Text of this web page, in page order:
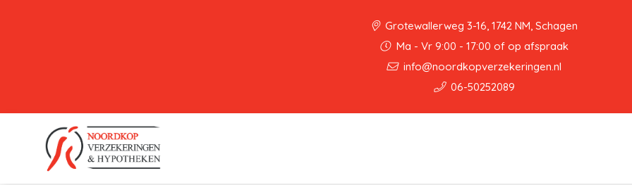
Grotewallerweg 3-16, 1742 NM, Schagen
Ma - Vr 9:00 - 17:00 of op afspraak
info@noordkopverzekeringen.nl
06-50252089